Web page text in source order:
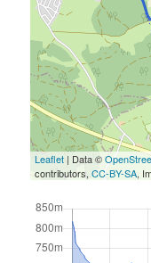
Leaflet| Data ©
contributors,CC-BY-SA,